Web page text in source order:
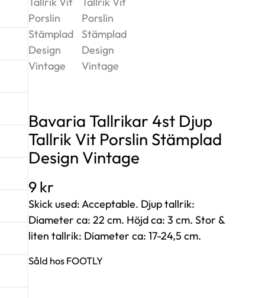
Bavaria Tallrikar 4st Djup
Tallrik Vit Porslin Stämplad
Design Vintage
9kr
Skick used: Acceptable. Djup tallrik:
Diameter ca: 22 cm. Höjd ca: 3 cm. Stor &
liten tallrik: Diameter ca: 17-24,5 cm.
Såld hos FOOTLY